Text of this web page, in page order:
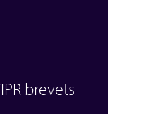
brevets